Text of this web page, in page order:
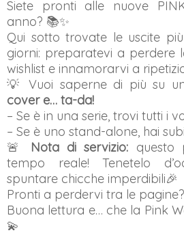
Siete pronti alle nuove
anno? 📚✨
Qui sotto trovate le uscite
giorni: preparatevi a perdere
wishlist e innamorarvi a
💡 Vuoi saperne di più su
cover e… ta-da!
– Se è in una serie, trovi tutti i
– Se è uno stand-alone, hai
🚨 Nota di servizio: questo
tempo reale! Tenetelo
spuntare chicche imperdibili🎉
Pronti a perdervi tra le pagine?
Buona lettura e… che la Pink
💫